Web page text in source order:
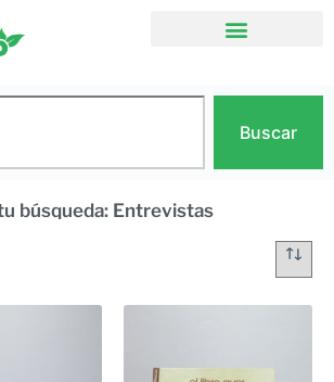
Buscar
búsqueda: Entrevistas